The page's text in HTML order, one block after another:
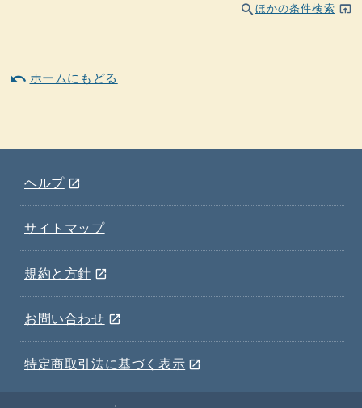
search ほかの条件検索 open_in_browser
undo ホームにもどる
ヘルプ open_in_new
サイトマップ
規約と方針 open_in_new
お問い合わせ open_in_new
特定商取引法に基づく表示 open_in_new